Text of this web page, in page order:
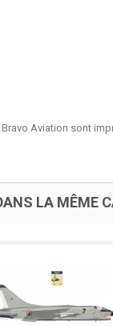
Aviation sont
LA MÊME